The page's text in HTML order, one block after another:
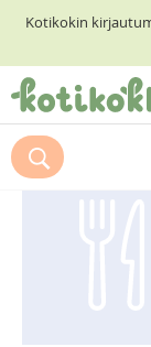
Kotikokin
ETUSIVU
RESEPTIHAKU